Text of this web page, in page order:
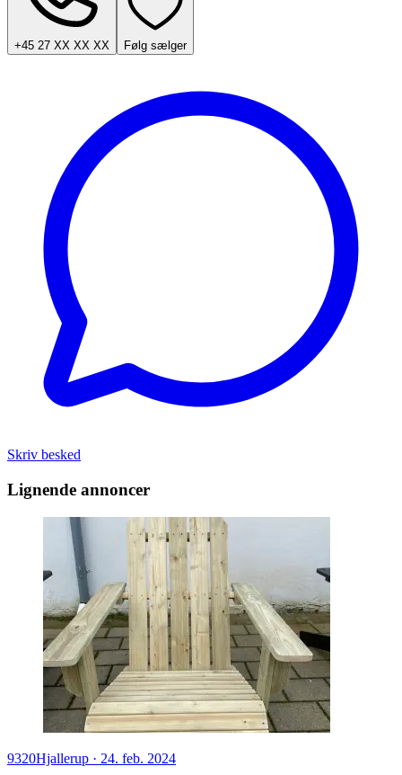
+45 27 XX XX XX Følg sælger
Skriv besked
Lignende annoncer
9320Hjallerup · 24. feb. 2024